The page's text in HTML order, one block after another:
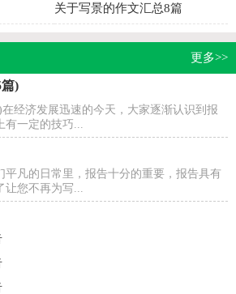
关于写景的作文汇总8篇
更多>>
)
在经济发展迅速的今天，大家逐渐认识到报
一定的技巧...
平凡的日常里，报告十分的重要，报告具有
您不再为写...